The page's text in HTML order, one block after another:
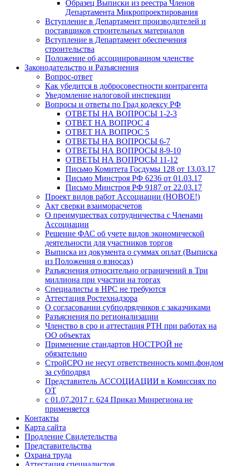
Образец Выписки из реестра Членов
Департамента Микропроектирования
Вступление в Департамент производителей и
поставщиков строительных материалов
Вступление в Департамент обеспечения
строительства
Положение об ассоциированном членстве
Законодательство и Разъяснения
Вопрос-ответ
Как убедится в добросовестности контрагента
Уведомление налоговой инспекции
Вопросы и ответы по Град кодексу РФ
ОТВЕТЫ НА ВОПРОСЫ 1-2-3
ОТВЕТ НА ВОПРОС 4
ОТВЕТ НА ВОПРОС 5
ОТВЕТЫ НА ВОПРОСЫ 6-7
ОТВЕТЫ НА ВОПРОСЫ 8-9-10
ОТВЕТЫ НА ВОПРОСЫ 11-12
Письмо Комитета Госдумы 128 от 13.03.17
Письмо Минстроя РФ 6236 от 01.03.17
Письмо Минстроя РФ 9187 от 22.03.17
Проект видов работ Ассоциации (НОВОЕ!)
Акт сверки взаиморасчетов
О преимуществах сотрудничества с Членами
Ассоциации
Решение ФАС об учете видов экономической
деятельности для участников торгов
Выписка из документа о суммах оплат (Выписка
из Положения о взносах)
Разъяснения относительно ограничений в Три
миллиона при участии на торгах
Специалисты в НРС не требуются
Аттестация Ростехнадзора
О согласовании субподрядчиков с заказчиками
Разъяснения по регионализации
Членство в сро и аттестация РТН при работах на
ОО объектах
Применение стандартов НОСТРОЙ не
обязательно
СтройСРО не несут ответственность комп.фондом
за субподряд
Представитель АССОЦИАЦИИ в Комиссиях по
ОТ
с 01.07.2017 г. 624 Приказ Минрегиона не
применяется
Контакты
Карта сайта
Продление Свидетельства
Представительства
Охрана труда